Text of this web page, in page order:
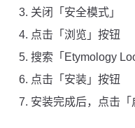
关闭「安全模式」
点击「浏览」按钮
搜索「Etymology
点击「安装」按钮
安装完成后，点击「